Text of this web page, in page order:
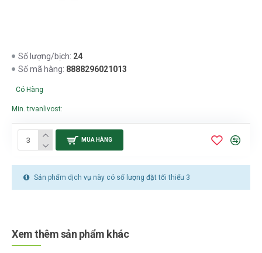
Số lượng/bịch: 24
Số mã hàng: 8888296021013
Có Hàng
Min. trvanlivost:
MUA HÀNG
Sản phẩm dịch vụ này có số lượng đặt tối thiểu 3
Xem thêm sản phẩm khác